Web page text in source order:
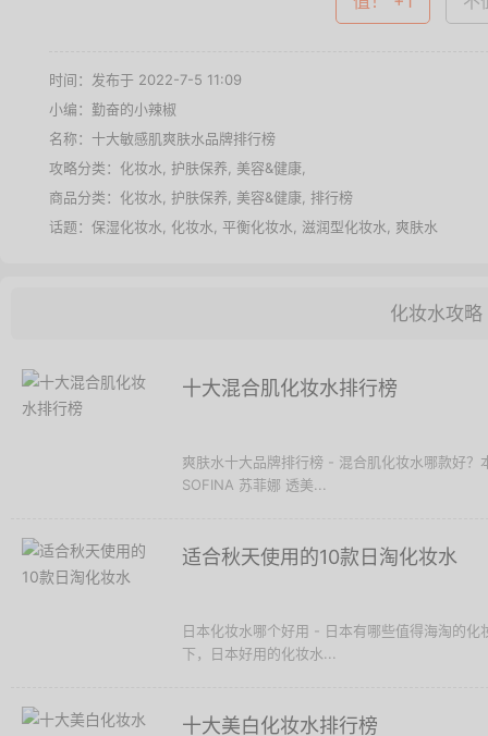
时间：发布于 2022-7-5 11:09
小编：勤奋的小辣椒
名称： 十大敏感肌爽肤水品牌排行榜
攻略分类： 化妆水 护肤保养 美容&健康
商品分类： 化妆水 护肤保养 美容&健康 排行榜
话题： 保湿化妆水 化妆水 平衡化妆水 滋润型化妆水 爽肤水
化妆水攻略
十大混合肌化妆水排行榜
爽肤水十大品牌排行榜 - 混合肌化妆水哪款好
SOFINA 苏菲娜 透美...
适合秋天使用的10款日淘化妆水
日本化妆水哪个好用 - 日本有哪些值得海淘的
下，日本好用的化妆水...
十大美白化妆水排行榜